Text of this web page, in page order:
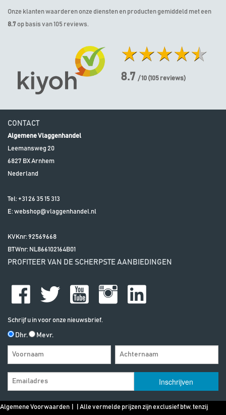
Onze klanten waarderen onze diensten en producten gemiddeld met een
8.7 op basis van 105 reviews.
8.7 / 10 (105 reviews)
CONTACT
Algemene Vlaggenhandel
Leemansweg 20
6827 BXArnhem
Nederland
Tel: +31 26 35 15 313
E:webshop@vlaggenhandel.nl
KVKnr: 92569668
BTWnr: NL866102164B01
PROFITEER VAN DE SCHERPSTE AANBIEDINGEN
Schrijf u in voor onze nieuwsbrief.
Dhr. Mevr.
Algemene Voorwaarden | | Alle vermelde prijzen zijn exclusief btw, tenzij